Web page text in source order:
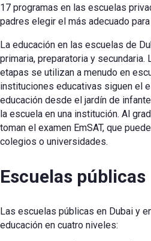
17 programas en las escuelas
padres elegir el más adecuado
La educación en las escuelas de
primaria, preparatoria y secundaria.
etapas se utilizan a menudo en
instituciones educativas siguen el
educación desde el jardín de
la escuela en una institución. Al
toman el examen EmSAT, que
colegios o universidades.
Escuelas públicas
Las escuelas públicas en Dubai y
educación en cuatro niveles: